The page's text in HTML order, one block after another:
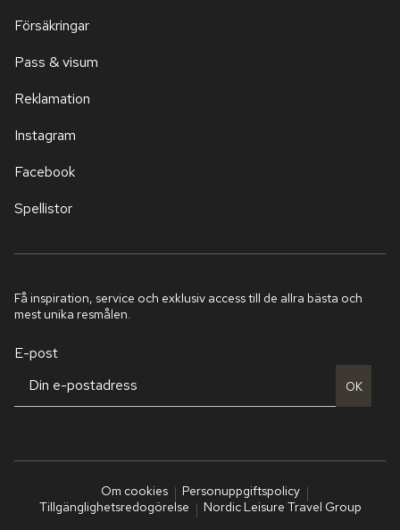
Försäkringar
Pass & visum
Reklamation
Instagram
Facebook
Spellistor
Få inspiration, service och exklusiv access till de allra bästa och
mest unika resmålen.
E-post
OK
Om cookies
Personuppgiftspolicy
Tillgänglighetsredogörelse
Nordic Leisure Travel Group